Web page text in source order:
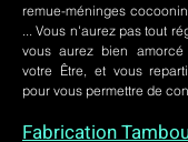
remue-méninges
... Vous n'aurez pas tout
vous aurez bien
votre Être, et vous
pour vous permettre de
Fabrication